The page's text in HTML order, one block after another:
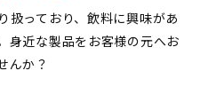
扱っており、飲料に興味があ
身近な製品をお客様の元へお
んか？